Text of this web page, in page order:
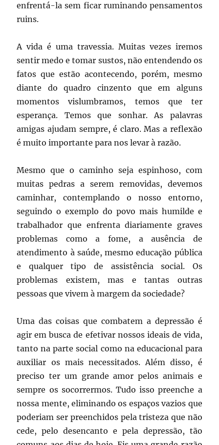
enfrentá-la sem ficar ruminando pensamentos
ruins.
A vida é uma travessia. Muitas vezes iremos
sentir medo e tomar sustos, não entendendo os
fatos que estão acontecendo, porém, mesmo
diante do quadro cinzento que em alguns
momentos vislumbramos, temos que ter
esperança. Temos que sonhar. As palavras
amigas ajudam sempre, é claro. Mas a reflexão
é muito importante para nos levar à razão.
Mesmo que o caminho seja espinhoso, com
muitas pedras a serem removidas, devemos
caminhar, contemplando o nosso entorno,
seguindo o exemplo do povo mais humilde e
trabalhador que enfrenta diariamente graves
problemas como a fome, a ausência de
atendimento à saúde, mesmo educação pública
e qualquer tipo de assistência social. Os
problemas existem, mas e tantas outras
pessoas que vivem à margem da sociedade?
Uma das coisas que combatem a depressão é
agir em busca de efetivar nossos ideais de vida,
tanto na parte social como na educacional para
auxiliar os mais necessitados. Além disso, é
preciso ter um grande amor pelos animais e
sempre os socorrermos. Tudo isso preenche a
nossa mente, eliminando os espaços vazios que
poderiam ser preenchidos pela tristeza que não
cede, pelo desencanto e pela depressão, tão